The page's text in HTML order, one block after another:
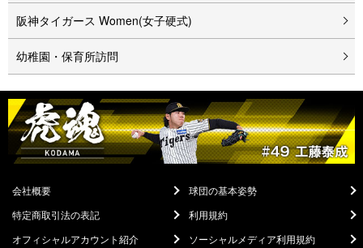
阪神タイガース Women(女子硬式)
幼稚園・保育所訪問
会社概要
球団の基本姿勢
特定商取引法の表記
利用規約
オフィシャルアカウント紹介
ソーシャルメディア利用規約